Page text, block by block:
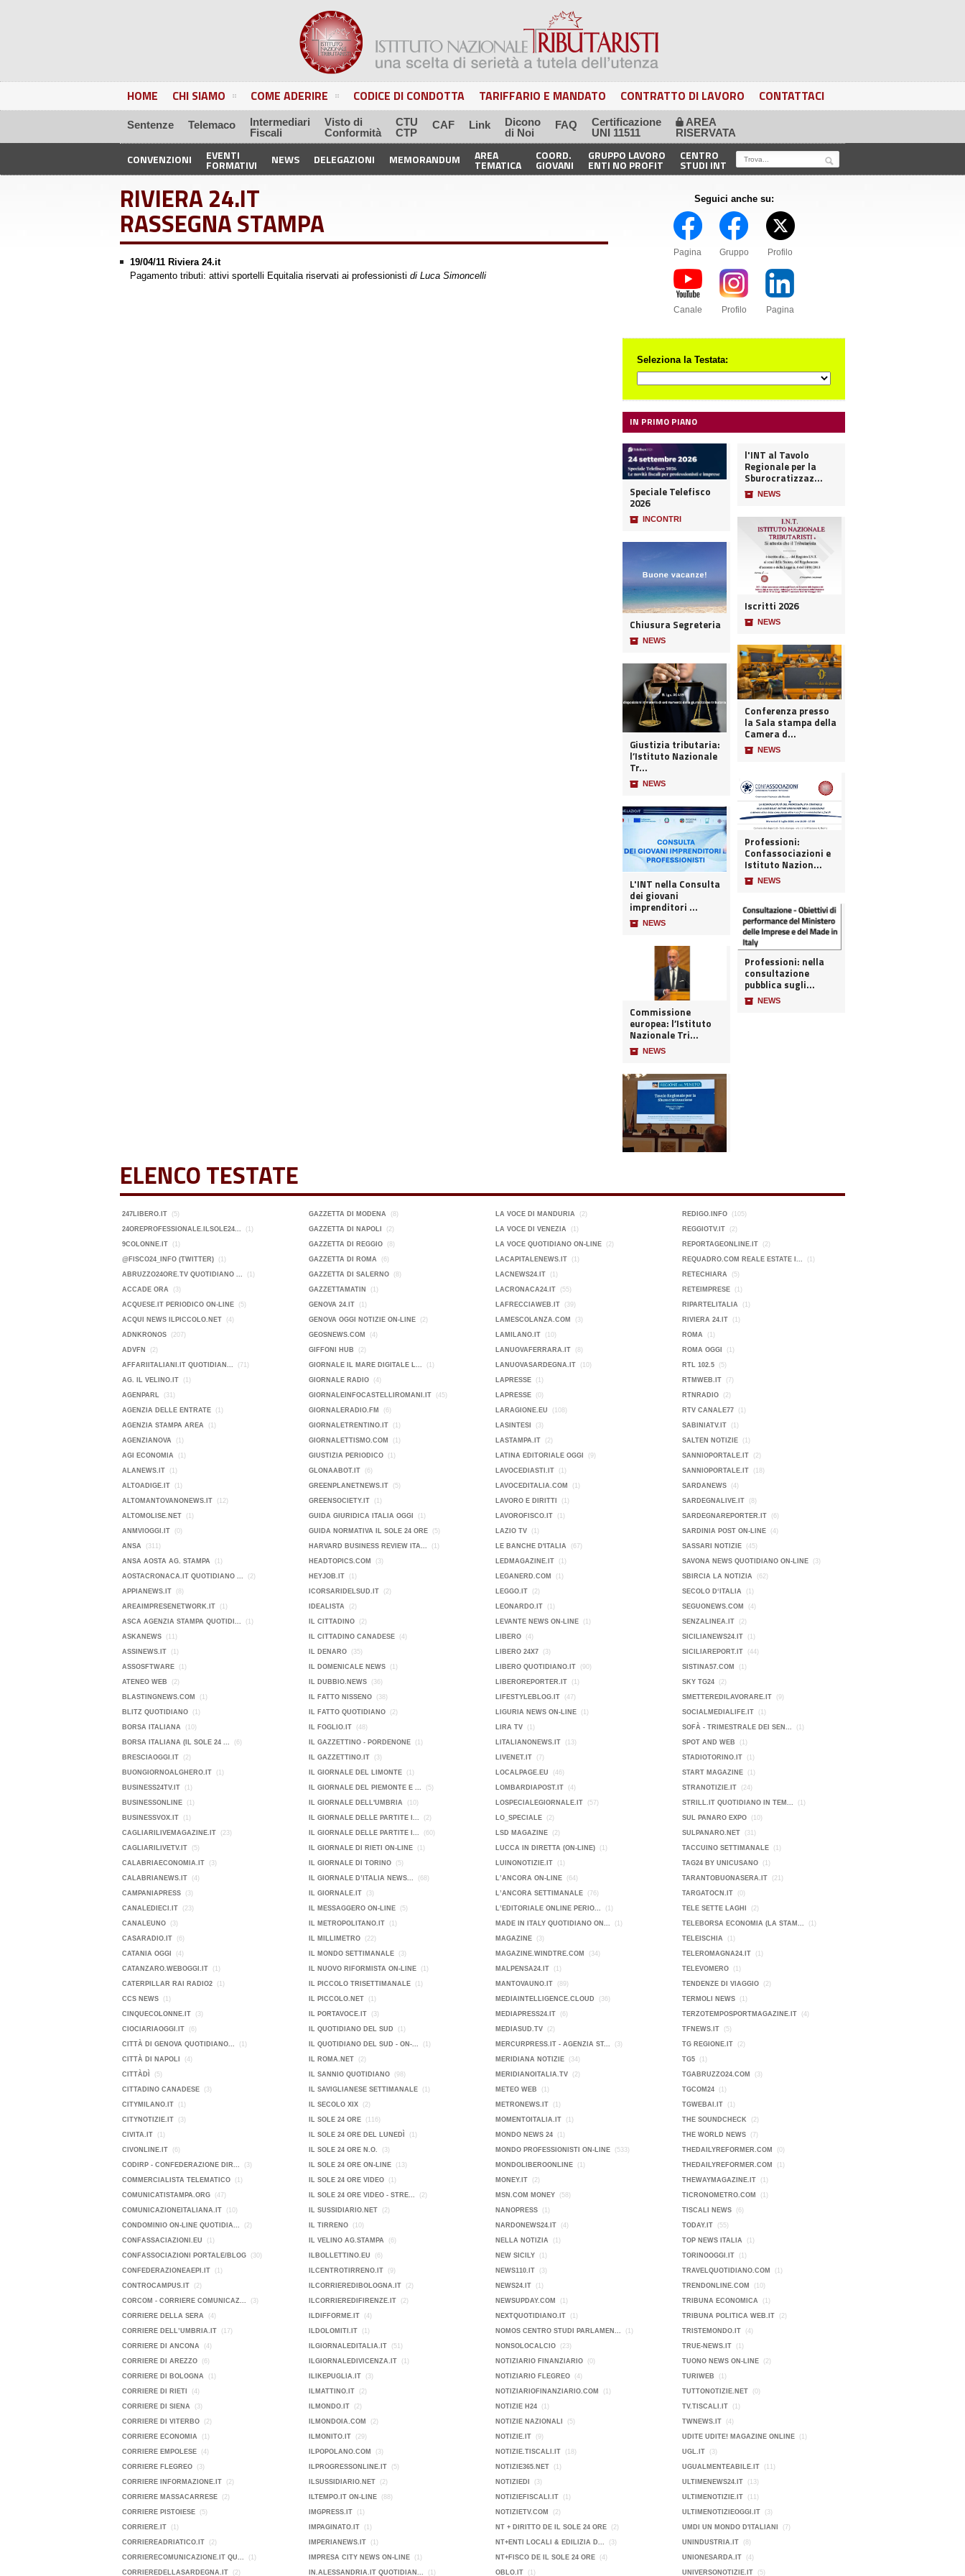
HOME CHI SIAMO COME ADERIRE CODICE DI CONDOTTA TARIFFARIO E MANDATO CONTRATTO DI LAVORO CONTATTACI
Sentenze Telemaco
Intermediari
Fiscali
Visto di
Conformità
CTU
CTP
CAF Link
Dicono
di Noi
FAQ
Certificazione
UNI 11511
🔒 AREA
RISERVATA
CONVENZIONI EVENTI
FORMATIVI NEWS DELEGAZIONI MEMORANDUM AREA
TEMATICA
COORD.
GIOVANI
GRUPPO LAVORO
ENTI NO PROFIT
CENTRO
STUDI INT
RIVIERA 24.IT
RASSEGNA STAMPA
19/04/11 Riviera 24.it
Pagamento tributi: attivi sportelli Equitalia riservati ai professionisti di Luca Simoncelli
Seguici anche su:
Pagina Gruppo Profilo
Canale Profilo Pagina
Seleziona la Testata:
IN PRIMO PIANO
Speciale Telefisco
2026
📦 INCONTRI
Chiusura Segreteria
📦 NEWS
Giustizia tributaria:
l’Istituto Nazionale
Tr...
📦 NEWS
L'INT nella Consulta
dei giovani
imprenditori ...
📦 NEWS
Commissione
europea: l’Istituto
Nazionale Tri...
📦 NEWS
l'INT al Tavolo
Regionale per la
Sburocratizzaz...
📦 NEWS
Iscritti 2026
📦 NEWS
Conferenza presso
la Sala stampa della
Camera d...
📦 NEWS
Professioni:
Confassociazioni e
Istituto Nazion...
📦 NEWS
Professioni: nella
consultazione
pubblica sugli...
📦 NEWS
ELENCO TESTATE
247LIBERO.IT (5)
24OREPROFESSIONALE.ILSOLE24... (1)
9COLONNE.IT (1)
@FISCO24_INFO (TWITTER) (1)
ABRUZZO24ORE.TV QUOTIDIANO ... (1)
ACCADE ORA (3)
ACQUESE.IT PERIODICO ON-LINE (5)
ACQUI NEWS ILPICCOLO.NET (4)
ADNKRONOS (207)
ADVFN (2)
AFFARIITALIANI.IT QUOTIDIAN... (71)
AG. IL VELINO.IT (1)
AGENPARL (31)
AGENZIA DELLE ENTRATE (1)
AGENZIA STAMPA AREA (1)
AGENZIANOVA (1)
AGI ECONOMIA (1)
ALANEWS.IT (1)
ALTOADIGE.IT (1)
ALTOMANTOVANONEWS.IT (12)
ALTOMOLISE.NET (1)
ANMVIOGGI.IT (0)
ANSA (311)
ANSA AOSTA AG. STAMPA (1)
AOSTACRONACA.IT QUOTIDIANO ... (2)
APPIANEWS.IT (8)
AREAIMPRESENETWORK.IT (1)
ASCA AGENZIA STAMPA QUOTIDI... (1)
ASKANEWS (11)
ASSINEWS.IT (1)
ASSOSFTWARE (1)
ATENEO WEB (2)
BLASTINGNEWS.COM (1)
BLITZ QUOTIDIANO (1)
BORSA ITALIANA (10)
BORSA ITALIANA (IL SOLE 24 ... (6)
BRESCIAOGGI.IT (2)
BUONGIORNOALGHERO.IT (1)
BUSINESS24TV.IT (1)
BUSINESSONLINE (1)
BUSINESSVOX.IT (1)
CAGLIARILIVEMAGAZINE.IT (23)
CAGLIARILIVETV.IT (5)
CALABRIAECONOMIA.IT (3)
CALABRIANEWS.IT (4)
CAMPANIAPRESS (3)
CANALEDIECI.IT (23)
CANALEUNO (3)
CASARADIO.IT (6)
CATANIA OGGI (4)
CATANZARO.WEBOGGI.IT (1)
CATERPILLAR RAI RADIO2 (1)
CCS NEWS (1)
CINQUECOLONNE.IT (3)
CIOCIARIAOGGI.IT (6)
CITTÀ DI GENOVA QUOTIDIANO... (1)
CITTÀ DI NAPOLI (4)
CITTÀDÌ (5)
CITTADINO CANADESE (3)
CITYMILANO.IT (1)
CITYNOTIZIE.IT (3)
CIVITA.IT (1)
CIVONLINE.IT (6)
CODIRP - CONFEDERAZIONE DIR... (3)
COMMERCIALISTA TELEMATICO (1)
COMUNICATISTAMPA.ORG (47)
COMUNICAZIONEITALIANA.IT (10)
CONDOMINIO ON-LINE QUOTIDIA... (2)
CONFASSACIAZIONI.EU (1)
CONFASSOCIAZIONI PORTALE/BLOG (30)
CONFEDERAZIONEAEPI.IT (1)
CONTROCAMPUS.IT (2)
CORCOM - CORRIERE COMUNICAZ... (3)
CORRIERE DELLA SERA (4)
CORRIERE DELL’UMBRIA.IT (17)
CORRIERE DI ANCONA (4)
CORRIERE DI AREZZO (6)
CORRIERE DI BOLOGNA (1)
CORRIERE DI RIETI (4)
CORRIERE DI SIENA (3)
CORRIERE DI VITERBO (2)
CORRIERE ECONOMIA (1)
CORRIERE EMPOLESE (4)
CORRIERE FLEGREO (3)
CORRIERE INFORMAZIONE.IT (2)
CORRIERE MASSACARRESE (2)
CORRIERE PISTOIESE (5)
CORRIERE.IT (1)
CORRIEREADRIATICO.IT (2)
CORRIERECOMUNICAZIONE.IT QU... (1)
CORRIEREDELLASARDEGNA.IT (2)
GAZZETTA DI MODENA (8)
GAZZETTA DI NAPOLI (2)
GAZZETTA DI REGGIO (8)
GAZZETTA DI ROMA (6)
GAZZETTA DI SALERNO (8)
GAZZETTAMATIN (1)
GENOVA 24.IT (1)
GENOVA OGGI NOTIZIE ON-LINE (2)
GEOSNEWS.COM (4)
GIFFONI HUB (2)
GIORNALE IL MARE DIGITALE L... (1)
GIORNALE RADIO (4)
GIORNALEINFOCASTELLIROMANI.IT (45)
GIORNALERADIO.FM (6)
GIORNALETRENTINO.IT (1)
GIORNALETTISMO.COM (1)
GIUSTIZIA PERIODICO (1)
GLONAABOT.IT (6)
GREENPLANETNEWS.IT (5)
GREENSOCIETY.IT (1)
GUIDA GIURIDICA ITALIA OGGI (1)
GUIDA NORMATIVA IL SOLE 24 ORE (5)
HARVARD BUSINESS REVIEW ITA... (1)
HEADTOPICS.COM (3)
HEYJOB.IT (1)
ICORSARIDELSUD.IT (2)
IDEALISTA (2)
IL CITTADINO (2)
IL CITTADINO CANADESE (4)
IL DENARO (35)
IL DOMENICALE NEWS (1)
IL DUBBIO.NEWS (36)
IL FATTO NISSENO (38)
IL FATTO QUOTIDIANO (2)
IL FOGLIO.IT (48)
IL GAZZETTINO - PORDENONE (1)
IL GAZZETTINO.IT (3)
IL GIORNALE DEL LIMONTE (1)
IL GIORNALE DEL PIEMONTE E ... (5)
IL GIORNALE DELL'UMBRIA (10)
IL GIORNALE DELLE PARTITE I... (2)
IL GIORNALE DELLE PARTITE I... (60)
IL GIORNALE DI RIETI ON-LINE (1)
IL GIORNALE DI TORINO (5)
IL GIORNALE D’ITALIA NEWS... (68)
IL GIORNALE.IT (3)
IL MESSAGGERO ON-LINE (5)
IL METROPOLITANO.IT (1)
IL MILLIMETRO (22)
IL MONDO SETTIMANALE (3)
IL NUOVO RIFORMISTA ON-LINE (1)
IL PICCOLO TRISETTIMANALE (1)
IL PICCOLO.NET (1)
IL PORTAVOCE.IT (3)
IL QUOTIDIANO DEL SUD (1)
IL QUOTIDIANO DEL SUD - ON-... (1)
IL ROMA.NET (2)
IL SANNIO QUOTIDIANO (98)
IL SAVIGLIANESE SETTIMANALE (1)
IL SECOLO XIX (2)
IL SOLE 24 ORE (116)
IL SOLE 24 ORE DEL LUNEDÌ (1)
IL SOLE 24 ORE N.O. (3)
IL SOLE 24 ORE ON-LINE (13)
IL SOLE 24 ORE VIDEO (1)
IL SOLE 24 ORE VIDEO - STRE... (2)
IL SUSSIDIARIO.NET (2)
IL TIRRENO (10)
IL VELINO AG.STAMPA (6)
ILBOLLETTINO.EU (6)
ILCENTROTIRRENO.IT (9)
ILCORRIEREDIBOLOGNA.IT (2)
ILCORRIEREDIFIRENZE.IT (2)
ILDIFFORME.IT (4)
ILDOLOMITI.IT (1)
ILGIORNALEDITALIA.IT (51)
ILGIORNALEDIVICENZA.IT (1)
ILIKEPUGLIA.IT (3)
ILMATTINO.IT (2)
ILMONDO.IT (2)
ILMONDOIA.COM (2)
ILMONITO.IT (29)
ILPOPOLANO.COM (3)
ILPROGRESSONLINE.IT (5)
ILSUSSIDIARIO.NET (2)
ILTEMPO.IT ON-LINE (88)
IMGPRESS.IT (1)
IMPAGINATO.IT (1)
IMPERIANEWS.IT (1)
IMPRESA CITY NEWS ON-LINE (1)
IN.ALESSANDRIA.IT QUOTIDIAN... (1)
LA VOCE DI MANDURIA (2)
LA VOCE DI VENEZIA (1)
LA VOCE QUOTIDIANO ON-LINE (2)
LACAPITALENEWS.IT (1)
LACNEWS24.IT (1)
LACRONACA24.IT (55)
LAFRECCIAWEB.IT (39)
LAMESCOLANZA.COM (3)
LAMILANO.IT (10)
LANUOVAFERRARA.IT (8)
LANUOVASARDEGNA.IT (10)
LAPRESSE (1)
LAPRESSE (0)
LARAGIONE.EU (108)
LASINTESI (3)
LASTAMPA.IT (2)
LATINA EDITORIALE OGGI (9)
LAVOCEDIASTI.IT (1)
LAVOCEDITALIA.COM (1)
LAVORO E DIRITTI (1)
LAVOROFISCO.IT (1)
LAZIO TV (1)
LE BANCHE D'ITALIA (67)
LEDMAGAZINE.IT (1)
LEGANERD.COM (1)
LEGGO.IT (2)
LEONARDO.IT (1)
LEVANTE NEWS ON-LINE (1)
LIBERO (4)
LIBERO 24X7 (3)
LIBERO QUOTIDIANO.IT (90)
LIBEROREPORTER.IT (1)
LIFESTYLEBLOG.IT (47)
LIGURIA NEWS ON-LINE (1)
LIRA TV (1)
LITALIANONEWS.IT (13)
LIVENET.IT (7)
LOCALPAGE.EU (46)
LOMBARDIAPOST.IT (4)
LOSPECIALEGIORNALE.IT (57)
LO_SPECIALE (2)
LSD MAGAZINE (2)
LUCCA IN DIRETTA (ON-LINE) (1)
LUINONOTIZIE.IT (1)
L’ANCORA ON-LINE (64)
L’ANCORA SETTIMANALE (76)
L’EDITORIALE ONLINE PERIO... (1)
MADE IN ITALY QUOTIDIANO ON... (1)
MAGAZINE (3)
MAGAZINE.WINDTRE.COM (34)
MALPENSA24.IT (1)
MANTOVAUNO.IT (89)
MEDIAINTELLIGENCE.CLOUD (36)
MEDIAPRESS24.IT (6)
MEDIASUD.TV (2)
MERCURPRESS.IT - AGENZIA ST... (3)
MERIDIANA NOTIZIE (34)
MERIDIANOITALIA.TV (2)
METEO WEB (1)
METRONEWS.IT (1)
MOMENTOITALIA.IT (1)
MONDO NEWS 24 (1)
MONDO PROFESSIONISTI ON-LINE (533)
MONDOLIBEROONLINE (1)
MONEY.IT (2)
MSN.COM MONEY (58)
NANOPRESS (1)
NARDONEWS24.IT (4)
NELLA NOTIZIA (1)
NEW SICILY (1)
NEWS110.IT (3)
NEWS24.IT (1)
NEWSUPDAY.COM (1)
NEXTQUOTIDIANO.IT (1)
NOMOS CENTRO STUDI PARLAMEN... (1)
NONSOLOCALCIO (23)
NOTIZIARIO FINANZIARIO (0)
NOTIZIARIO FLEGREO (4)
NOTIZIARIOFINANZIARIO.COM (1)
NOTIZIE H24 (1)
NOTIZIE NAZIONALI (5)
NOTIZIE.IT (9)
NOTIZIE.TISCALI.IT (18)
NOTIZIE365.NET (1)
NOTIZIEDI (3)
NOTIZIEFISCALI.IT (1)
NOTIZIETV.COM (2)
NT + DIRITTO DE IL SOLE 24 ORE (2)
NT+ENTI LOCALI & EDILIZIA D... (3)
NT+FISCO DE IL SOLE 24 ORE (4)
OBLO.IT (1)
REDIGO.INFO (105)
REGGIOTV.IT (2)
REPORTAGEONLINE.IT (2)
REQUADRO.COM REALE ESTATE I... (1)
RETECHIARA (5)
RETEIMPRESE (1)
RIPARTELITALIA (1)
RIVIERA 24.IT (1)
ROMA (1)
ROMA OGGI (1)
RTL 102.5 (5)
RTMWEB.IT (7)
RTNRADIO (2)
RTV CANALE77 (1)
SABINIATV.IT (1)
SALTEN NOTIZIE (1)
SANNIOPORTALE.IT (2)
SANNIOPORTALE.IT (18)
SARDANEWS (4)
SARDEGNALIVE.IT (8)
SARDEGNAREPORTER.IT (6)
SARDINIA POST ON-LINE (4)
SASSARI NOTIZIE (45)
SAVONA NEWS QUOTIDIANO ON-LINE (3)
SBIRCIA LA NOTIZIA (62)
SECOLO D‘ITALIA (1)
SEGUONEWS.COM (4)
SENZALINEA.IT (2)
SICILIANEWS24.IT (1)
SICILIAREPORT.IT (44)
SISTINA57.COM (1)
SKY TG24 (2)
SMETTEREDILAVORARE.IT (9)
SOCIALMEDIALIFE.IT (1)
SOFÀ - TRIMESTRALE DEI SEN... (1)
SPOT AND WEB (1)
STADIOTORINO.IT (1)
START MAGAZINE (1)
STRANOTIZIE.IT (24)
STRILL.IT QUOTIDIANO IN TEM... (1)
SUL PANARO EXPO (10)
SULPANARO.NET (31)
TACCUINO SETTIMANALE (1)
TAG24 BY UNICUSANO (1)
TARANTOBUONASERA.IT (21)
TARGATOCN.IT (0)
TELE SETTE LAGHI (2)
TELEBORSA ECONOMIA (LA STAM... (1)
TELEISCHIA (1)
TELEROMAGNA24.IT (1)
TELEVOMERO (1)
TENDENZE DI VIAGGIO (2)
TERMOLI NEWS (1)
TERZOTEMPOSPORTMAGAZINE.IT (4)
TFNEWS.IT (5)
TG REGIONE.IT (2)
TG5 (1)
TGABRUZZO24.COM (3)
TGCOM24 (1)
TGWEBAI.IT (1)
THE SOUNDCHECK (2)
THE WORLD NEWS (7)
THEDAILYREFORMER.COM (0)
THEDAILYREFORMER.COM (1)
THEWAYMAGAZINE.IT (1)
TICRONOMETRO.COM (1)
TISCALI NEWS (6)
TODAY.IT (55)
TOP NEWS ITALIA (1)
TORINOOGGI.IT (1)
TRAVELQUOTIDIANO.COM (1)
TRENDONLINE.COM (10)
TRIBUNA ECONOMICA (1)
TRIBUNA POLITICA WEB.IT (2)
TRISTEMONDO.IT (4)
TRUE-NEWS.IT (1)
TUONO NEWS ON-LINE (2)
TURIWEB (1)
TUTTONOTIZIE.NET (0)
TV.TISCALI.IT (1)
TWNEWS.IT (4)
UDITE UDITE! MAGAZINE ONLINE (1)
UGL.IT (3)
UGUALMENTEABILE.IT (11)
ULTIMENEWS24.IT (13)
ULTIMENOTIZIE.IT (11)
ULTIMENOTIZIEOGGI.IT (3)
UMDI UN MONDO D'ITALIANI (7)
UNINDUSTRIA.IT (8)
UNIONESARDA.IT (4)
UNIVERSONOTIZIE.IT (5)